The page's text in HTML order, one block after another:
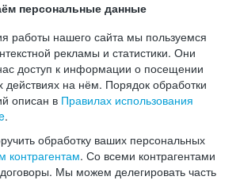
персональные данные
работы нашего сайта мы пользуемся
рекламы и статистики. Они
доступ к информации о посещении
действиях на нём. Порядок обработки
описан в Правилах использования
.
обработку ваших персональных
контрагентам. Со всеми контрагентами
Мы можем делегировать часть